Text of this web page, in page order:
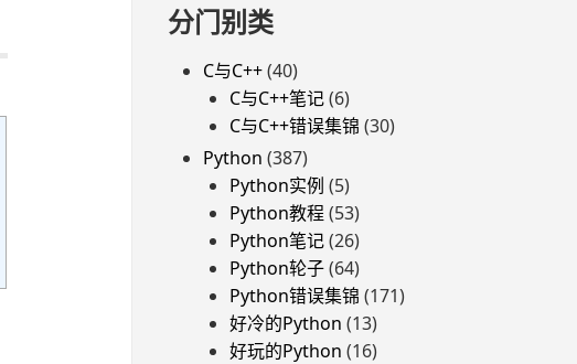
脚
分门别类
C与C++(40)
C与C++笔记(6)
C与C++错误集锦 (30)
Python (387)
Python实例 (5)
Python教程 (53)
Python笔记(26)
Python轮子(64)
Python错误集锦 (171)
好冷的Python (13)
好玩的Python (16)